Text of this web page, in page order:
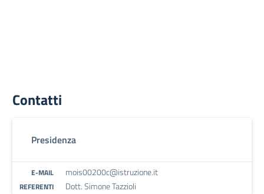
Contatti
Presidenza
E-MAIL mois00200c@istruzione.it
REFERENTI Dott. Simone Tazzioli